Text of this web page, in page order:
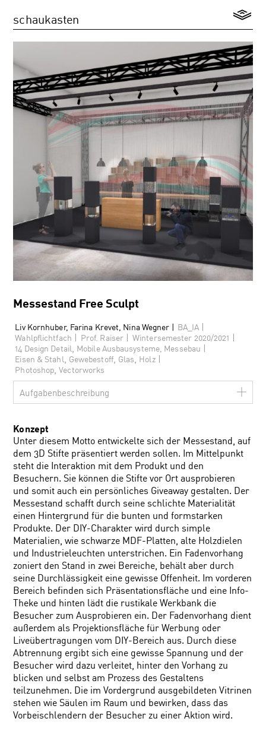
schaukasten
Messestand Free Sculpt
Liv Kornhuber, Farina Krevet, Nina Wegner | BA_IA |
Wahlpflichtfach | Prof. Raiser | Wintersemester 2020/2021 |
14 Design Detail, Mobile Ausbausysteme, Messebau |
Eisen & Stahl, Gewebestoff, Glas, Holz|
Photoshop, Vectorworks
Aufgabenbeschreibung
Konzept
Unter diesem Motto entwickelte sich der Messestand, auf
dem 3D Stifte präsentiert werden sollen. Im Mittelpunkt
steht die Interaktion mit dem Produkt und den
Besuchern. Sie können die Stifte vor Ort ausprobieren
und somit auch ein persönliches Giveaway gestalten. Der
Messestand schafft durch seine schlichte Materialität
einen Hintergrund für die bunten und formstarken
Produkte. Der DIY-Charakter wird durch simple
Materialien, wie schwarze MDF-Platten, alte Holzdielen
und Industrieleuchten unterstrichen. Ein Fadenvorhang
zoniert den Stand in zwei Bereiche, behält aber durch
seine Durchlässigkeit eine gewisse Offenheit. Im vorderen
Bereich befinden sich Präsentationsfläche und eine Info-
Theke und hinten lädt die rustikale Werkbank die
Besucher zum Ausprobieren ein. Der Fadenvorhang dient
außerdem als Projektionsfläche für Werbung oder
Liveübertragungen vom DIY-Bereich aus. Durch diese
Abtrennung ergibt sich eine gewisse Spannung und der
Besucher wird dazu verleitet, hinter den Vorhang zu
blicken und selbst am Prozess des Gestaltens
teilzunehmen. Die im Vordergrund ausgebildeten Vitrinen
stehen wie Säulen im Raum und bewirken, dass das
Vorbeischlendern der Besucher zu einer Aktion wird.